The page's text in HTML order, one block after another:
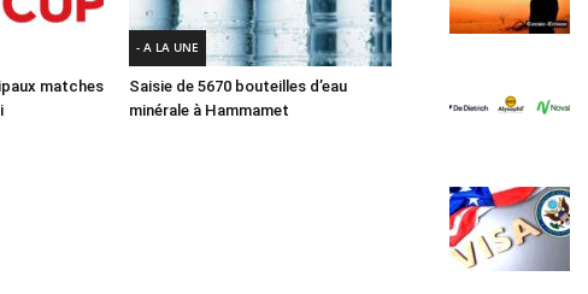
matches
- A LA UNE
Saisie de 5670 bouteilles d’eau
minérale à Hammamet